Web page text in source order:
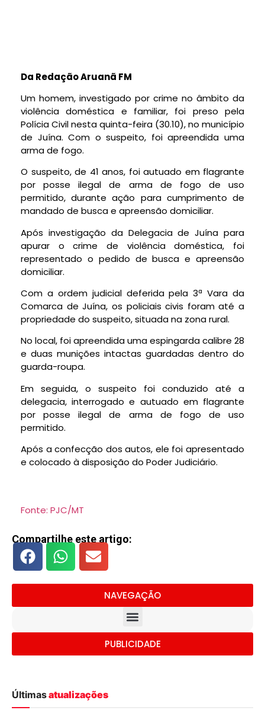
Da Redação Aruanã FM
Um homem, investigado por crime no âmbito da
violência doméstica e familiar, foi preso pela
Polícia Civil nesta quinta-feira (30.10), no município
de Juína. Com o suspeito, foi apreendida uma
arma de fogo.
O suspeito, de 41 anos, foi autuado em flagrante
por posse ilegal de arma de fogo de uso
permitido, durante ação para cumprimento de
mandado de busca e apreensão domiciliar.
Após investigação da Delegacia de Juína para
apurar o crime de violência doméstica, foi
representado o pedido de busca e apreensão
domiciliar.
Com a ordem judicial deferida pela 3ª Vara da
Comarca de Juína, os policiais civis foram até a
propriedade do suspeito, situada na zona rural.
No local, foi apreendida uma espingarda calibre 28
e duas munições intactas guardadas dentro do
guarda-roupa.
Em seguida, o suspeito foi conduzido até a
delegacia, interrogado e autuado em flagrante
por posse ilegal de arma de fogo de uso
permitido.
Após a confecção dos autos, ele foi apresentado
e colocado à disposição do Poder Judiciário.
Fonte: PJC/MT
Compartilhe este artigo:
NAVEGAÇÃO
PUBLICIDADE
Últimasatualizações